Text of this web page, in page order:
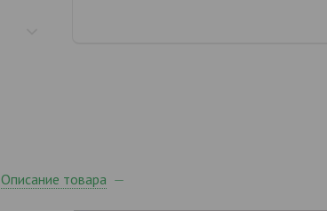
Описание товара